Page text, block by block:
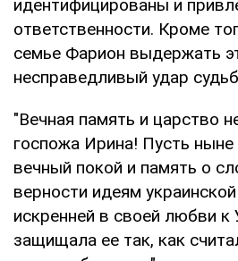
идентифицированы и
ответственности. Кроме
семье Фарион выдержать
несправедливый удар
"Вечная память и царство
госпожа Ирина! Пусть
вечный покой и память о
верности идеям
искренней в своей любви к
защищала ее так, как